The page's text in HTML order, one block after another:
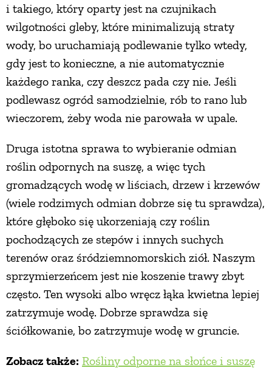
i takiego, który oparty jest na czujnikach
wilgotności gleby, które minimalizują straty
wody, bo uruchamiają podlewanie tylko wtedy,
gdy jest to konieczne, a nie automatycznie
każdego ranka, czy deszcz pada czy nie. Jeśli
podlewasz ogród samodzielnie, rób to rano lub
wieczorem, żeby woda nie parowała w upale.
Druga istotna sprawa to wybieranie odmian
roślin odpornych na suszę, a więc tych
gromadzących wodę w liściach, drzew i krzewów
(wiele rodzimych odmian dobrze się tu sprawdza),
które głęboko się ukorzeniają czy roślin
pochodzących ze stepów i innych suchych
terenów oraz śródziemnomorskich ziół. Naszym
sprzymierzeńcem jest nie koszenie trawy zbyt
często. Ten wysoki albo wręcz łąka kwietna lepiej
zatrzymuje wodę. Dobrze sprawdza się
ściółkowanie, bo zatrzymuje wodę w gruncie.
Zobacz także: Rośliny odporne na słońce i suszę